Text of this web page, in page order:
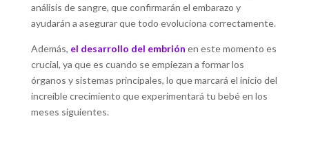
análisis de sangre, que confirmarán el embarazo y
ayudarán a asegurar que todo evoluciona correctamente.
Además, el desarrollo del embrión en este momento es
crucial, ya que es cuando se empiezan a formar los
órganos y sistemas principales, lo que marcará el inicio del
increíble crecimiento que experimentará tu bebé en los
meses siguientes.